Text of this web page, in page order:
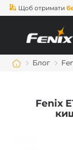
отримати
Блог
​Fenix